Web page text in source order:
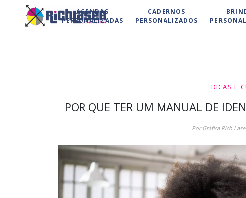
AGENDAS
PERSONALIZADAS
CADERNOS
PERSONALIZADOS
DICAS E
POR QUE TER UM MANUAL DE
Por Gráfica Rich